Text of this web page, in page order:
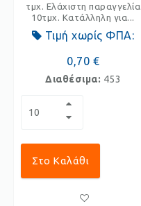
τμχ. Ελάχιστη παραγγελία
10τμχ. Κατάλληλη για...
Τιμή χωρίς ΦΠΑ:
0,70 €
Διαθέσιμα: 453
Στο Καλάθι